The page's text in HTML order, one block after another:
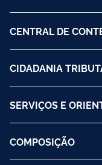
CENTRAL DE
CIDADANIA
SERVIÇOS E
COMPOSIÇÃO